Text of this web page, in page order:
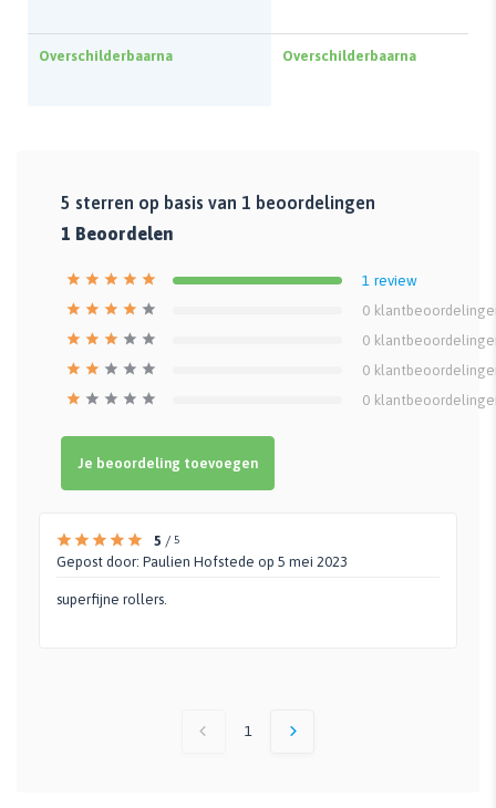
Overschilderbaarna Overschilderbaarna
5 sterren op basis van 1 beoordelingen
1 Beoordelen
1 review
0
0
0
0
Je beoordeling toevoegen
5 / 5
Gepost door: Paulien Hofstede op 5 mei 2023
superfijne rollers.
1